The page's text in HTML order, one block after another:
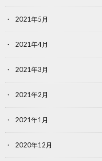
2021年5月
2021年4月
2021年3月
2021年2月
2021年1月
2020年12月